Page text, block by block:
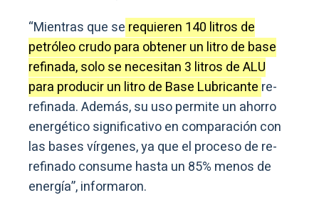
“Mientras que se requieren 140 litros de
petróleo crudo para obtener un litro de base
refinada, solo se necesitan 3 litros de ALU
para producir un litro de Base Lubricante re-
refinada. Además, su uso permite un ahorro
energético significativo en comparación con
las bases vírgenes, ya que el proceso de re-
refinado consume hasta un 85% menos de
energía”, informaron.